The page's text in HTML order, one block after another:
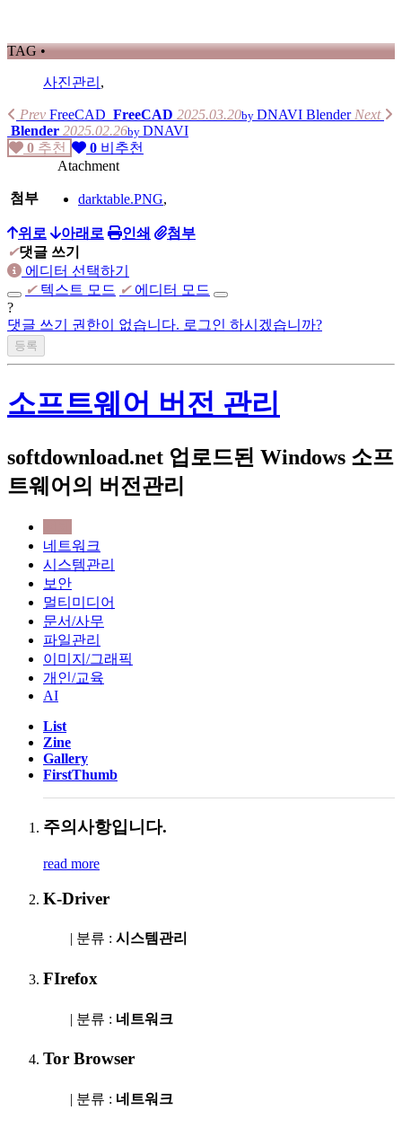
TAG •
사진관리 ,
Prev FreeCAD FreeCAD 2025.03.20by DNAVI Blender Next
Blender 2025.02.26by DNAVI
0 추천 0 비추천
Atachment
첨부 darktable.PNG,
위로 아래로 인쇄
첨부
✔댓글 쓰기
에디터 선택하기
✔ 텍스트 모드 ✔ 에디터 모드
?
댓글 쓰기 권한이 없습니다. 로그인 하시겠습니까?
소프트웨어 버전 관리
softdownload.net 업로드된 Windows 소프
트웨어의 버전관리
네트워크
시스템관리
보안
멀티미디어
문서/사무
파일관리
이미지/그래픽
개인/교육
AI
List
Zine
Gallery
FirstThumb
주의사항입니다.
read more
K-Driver
| 분류 : 시스템관리
FIrefox
| 분류 : 네트워크
Tor Browser
| 분류 : 네트워크